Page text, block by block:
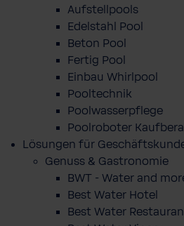
Aufstellpools
Edelstahl Pool
Beton Pool
Fertig Pool
Einbau Whirlpool
Pooltechnik
Poolwasserpflege
Poolroboter
Lösungen für
Genuss & Gastronomie
BWT - Water and
Best Water Hotel
Best Water